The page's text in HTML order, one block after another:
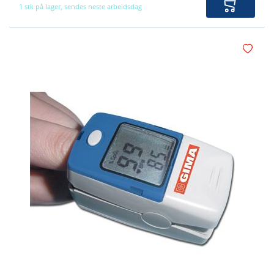
1 stk på lager, sendes neste arbeidsdag Legg i
Legg i